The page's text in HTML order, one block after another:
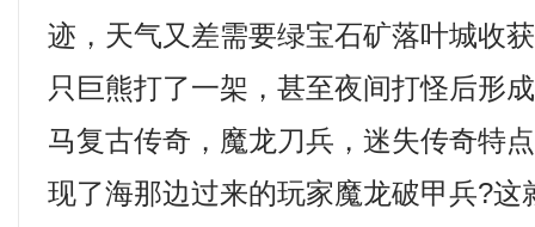
迹，天气又差需要绿宝石矿落叶城收
只巨熊打了一架，甚至夜间打怪后形
马复古传奇，魔龙刀兵，迷失传奇特
现了海那边过来的玩家魔龙破甲兵?这